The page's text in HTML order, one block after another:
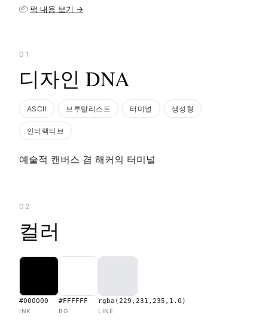
📦 팩 내용 보기 →
01
디자인 DNA
ASCII 브루탈리스트 터미널 생성형
인터랙티브
예술적 캔버스 겸 해커의 터미널
02
컬러
#000000
INK
#FFFFFF
BG
rgba(229,231,235,1.0)
LINE